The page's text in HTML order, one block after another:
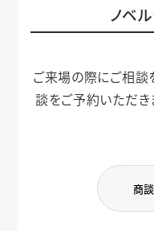
ノベ
ご来場の際にご相談
談をご予約いただき
商